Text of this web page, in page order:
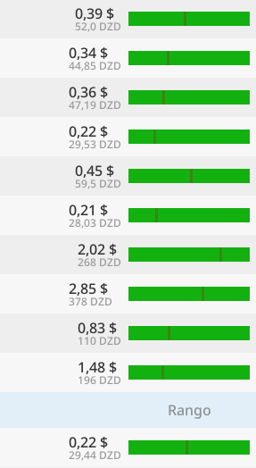
0,39 $
52,0 DZD
0,34 $
44,85 DZD
0,36 $
47,19 DZD
0,22 $
29,53 DZD
0,45 $
59,5 DZD
0,21 $
28,03 DZD
2,02 $
268 DZD
2,85 $
378 DZD
0,83 $
110 DZD
1,48 $
196 DZD
Rango
0,22 $
29,44 DZD